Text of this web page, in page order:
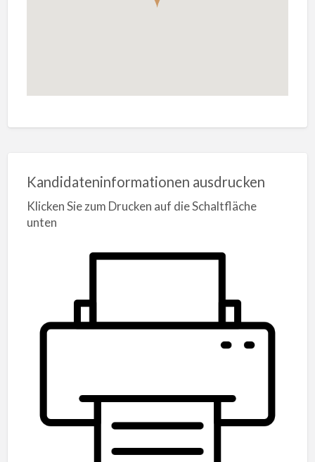
Kandidateninformationen ausdrucken
Klicken Sie zum Drucken auf die Schaltfläche
unten